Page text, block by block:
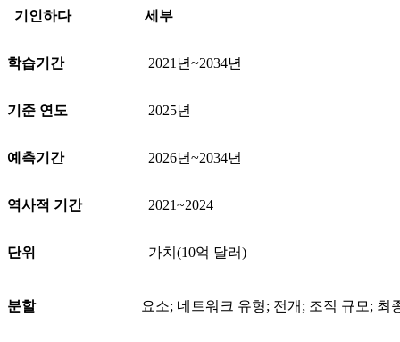
기인하다 세부
학습기간 2021년~2034년
기준 연도 2025년
예측기간 2026년~2034년
역사적 기간 2021~2024
단위 가치(10억 달러)
분할 요소; 네트워크 유형; 전개; 조직 규모; 최